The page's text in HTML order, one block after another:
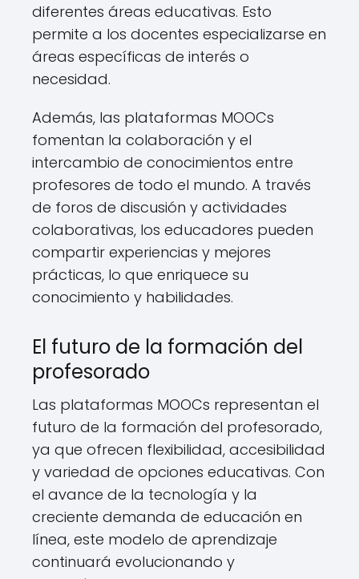
diferentes áreas educativas. Esto
permite a los docentes especializarse en
áreas específicas de interés o
necesidad.
Además, las plataformas MOOCs
fomentan la colaboración y el
intercambio de conocimientos entre
profesores de todo el mundo. A través
de foros de discusión y actividades
colaborativas, los educadores pueden
compartir experiencias y mejores
prácticas, lo que enriquece su
conocimiento y habilidades.
El futuro de la formación del
profesorado
Las plataformas MOOCs representan el
futuro de la formación del profesorado,
ya que ofrecen flexibilidad, accesibilidad
y variedad de opciones educativas. Con
el avance de la tecnología y la
creciente demanda de educación en
línea, este modelo de aprendizaje
continuará evolucionando y